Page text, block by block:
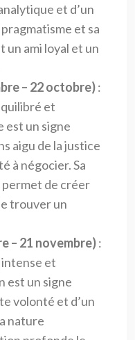
et d’un
et sa
un ami loyal et un
– 22 octobre):
et
est un signe
aigu de la justice
à négocier. Sa
de créer
trouver un
– 21 novembre):
intense et
est un signe
volonté et d’un
nature